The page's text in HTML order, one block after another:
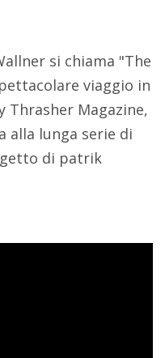
si chiama "The
viaggio in
Thrasher Magazine,
alla lunga serie di
di patrik